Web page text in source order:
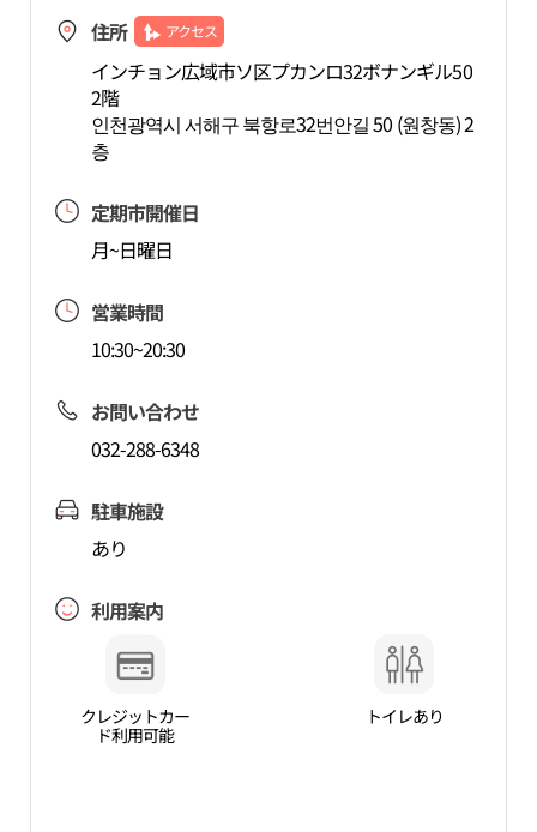
住所 アクセス
インチョン広域市ソ区プカンロ32ボナンギル50
2階
인천광역시 서해구 북항로32번안길 50 (원창동) 2
층
定期市開催日
月~日曜日
営業時間
10:30~20:30
お問い合わせ
032-288-6348
駐車施設
あり
利用案内
クレジットカー
ド利用可能
トイレあり